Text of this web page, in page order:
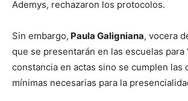
Ademys, rechazaron los protocolos.
Sin embargo, Paula Galigniana, vocera
que se presentarán en las escuelas para
constancia en actas sino se cumplen las
mínimas necesarias para la